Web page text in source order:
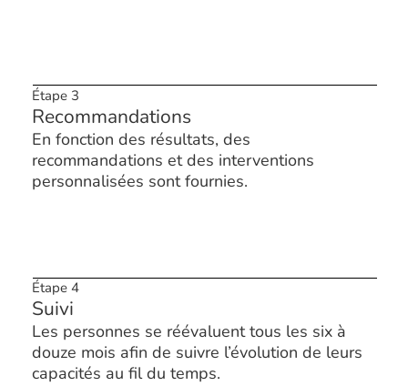
Étape 3
Recommandations
En fonction des résultats, des
recommandations et des interventions
personnalisées sont fournies.
Étape 4
Suivi
Les personnes se réévaluent tous les six à
douze mois afin de suivre l’évolution de leurs
capacités au fil du temps.